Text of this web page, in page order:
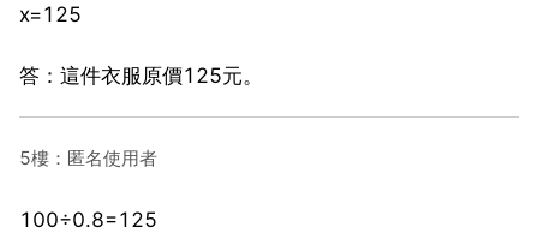
x=125
答：這件衣服原價125元。
5樓：匿名使用者
100÷0.8=125